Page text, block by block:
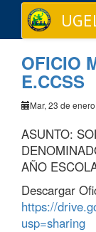
OFICIO
E.CCSS
Mar, 23 de
ASUNTO:
AÑO
Descargar
https://
usp=sharing